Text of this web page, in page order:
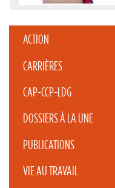
ACTION
CARRIÈRES
CAP-CCP-LDG
DOSSIERS À LA UNE
PUBLICATIONS
VIE AU TRAVAIL